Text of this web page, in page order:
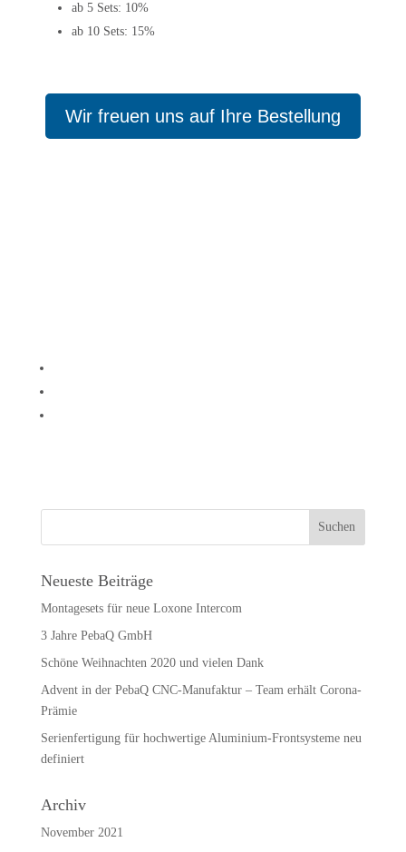
ab 5 Sets: 10%
ab 10 Sets: 15%
Wir freuen uns auf Ihre Bestellung
Neueste Beiträge
Montagesets für neue Loxone Intercom
3 Jahre PebaQ GmbH
Schöne Weihnachten 2020 und vielen Dank
Advent in der PebaQ CNC-Manufaktur – Team erhält Corona-
Prämie
Serienfertigung für hochwertige Aluminium-Frontsysteme neu
definiert
Archiv
November 2021